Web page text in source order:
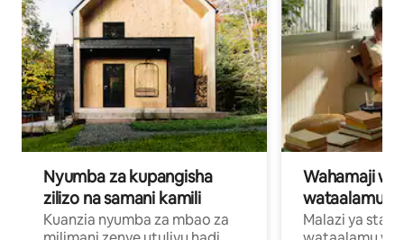
Nyumba za kupangisha
zilizo na samani kamili
Kuanzia nyumba za mbao za
Wahamaji
wataalamu
Malazi ya